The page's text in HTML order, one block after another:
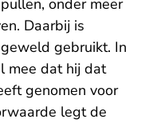
onder meer
Daarbij is
gebruikt. In
mee dat hij dat
genomen voor
legt de